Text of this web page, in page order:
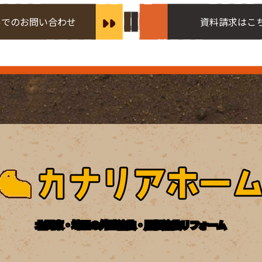
のお問い合わせ 資料請求はこ
北関東・埼玉の外壁塗装・屋根塗装リフォーム